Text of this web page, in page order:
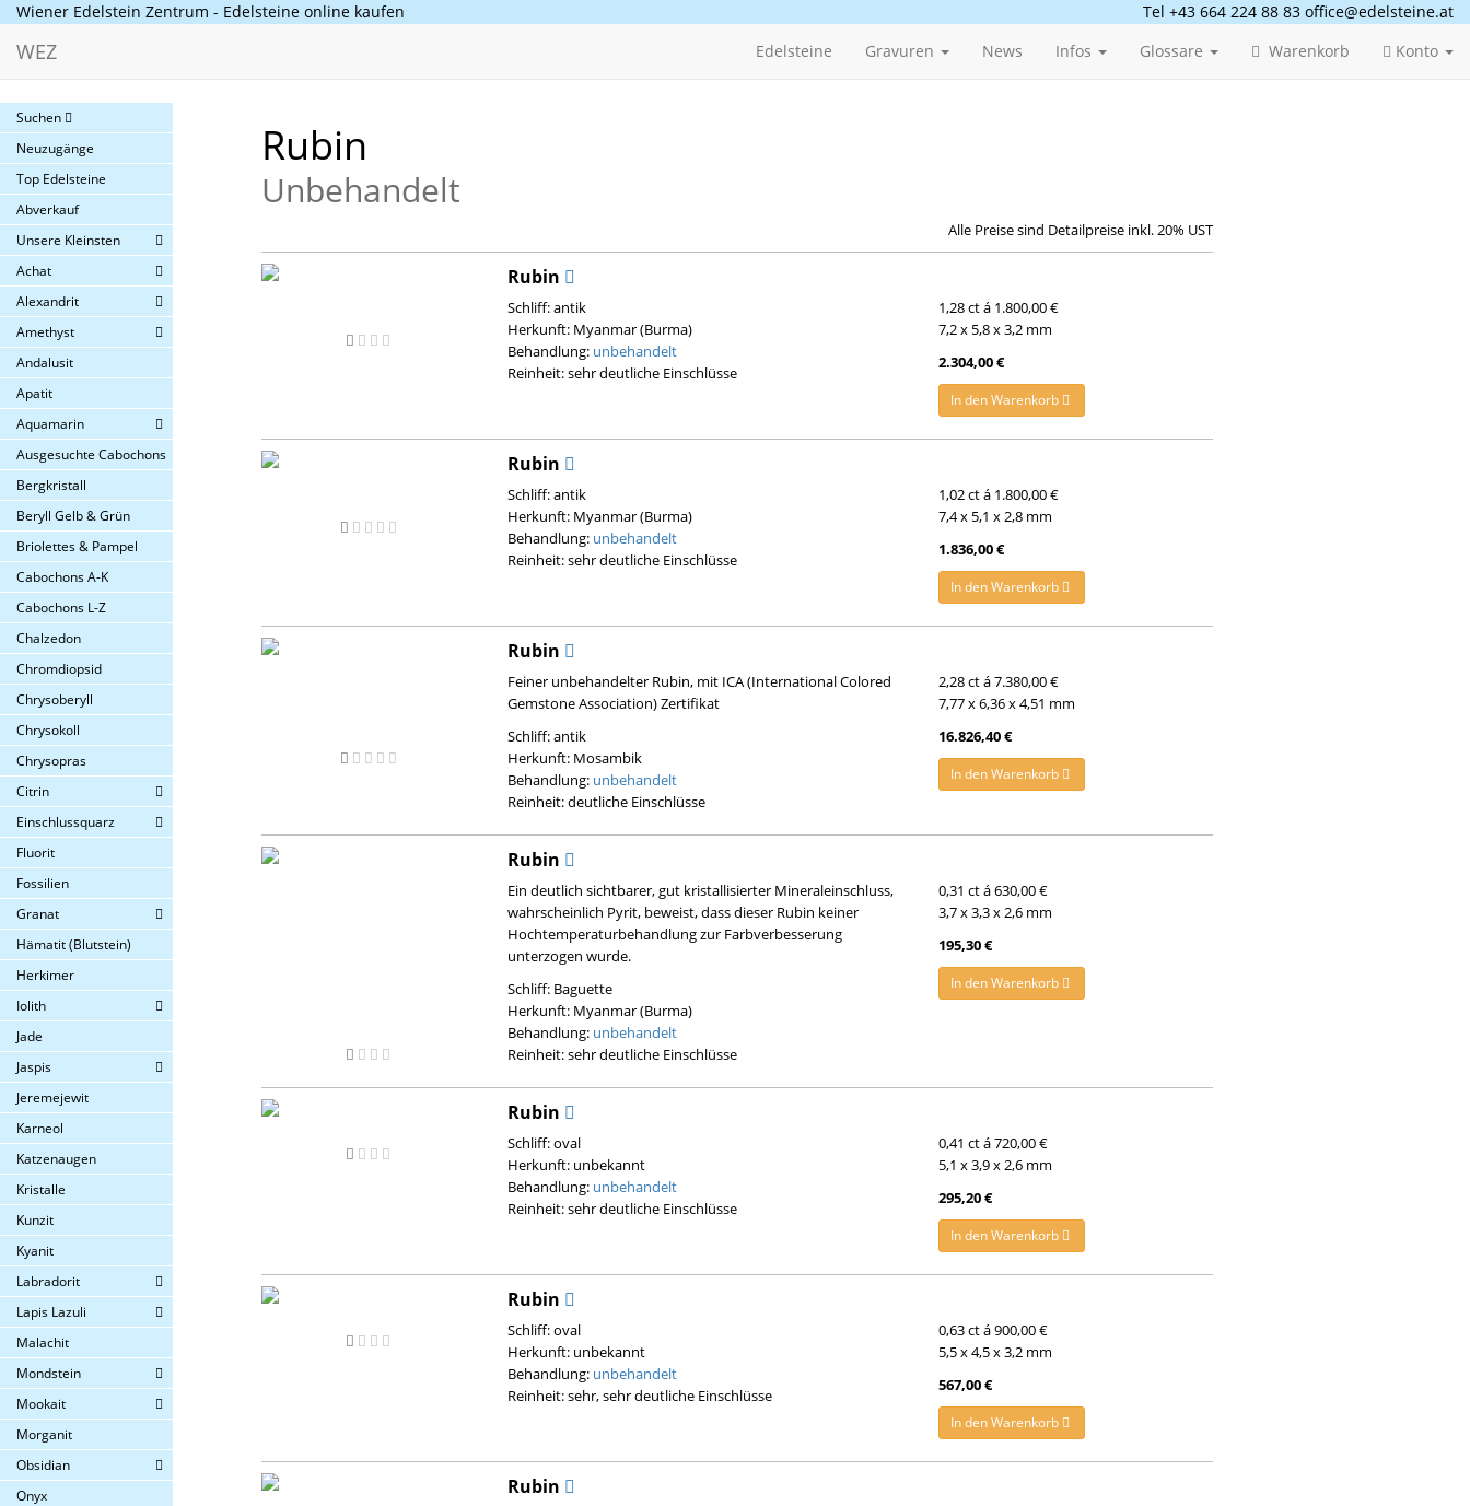
Wiener Edelstein Zentrum - Edelsteine online kaufen Tel +43 664 224 88 83 office@edelsteine.at
WEZ Edelsteine Gravuren News Infos Glossare Warenkorb Konto
Suchen
Neuzugänge
Top Edelsteine
Abverkauf
Unsere Kleinsten
Achat
Alexandrit
Amethyst
Andalusit
Apatit
Aquamarin
Ausgesuchte Cabochons
Bergkristall
Beryll Gelb & Grün
Briolettes & Pampel
Cabochons A-K
Cabochons L-Z
Chalzedon
Chromdiopsid
Chrysoberyll
Chrysokoll
Chrysopras
Citrin
Einschlussquarz
Fluorit
Fossilien
Granat
Hämatit (Blutstein)
Herkimer
Iolith
Jade
Jaspis
Jeremejewit
Karneol
Katzenaugen
Kristalle
Kunzit
Kyanit
Labradorit
Lapis Lazuli
Malachit
Mondstein
Mookait
Morganit
Obsidian
Onyx
Rubin
Unbehandelt
Alle Preise sind Detailpreise inkl. 20% UST
Rubin
Schliff: antik
Herkunft: Myanmar (Burma)
Behandlung: unbehandelt
Reinheit: sehr deutliche Einschlüsse
1,28 ct á 1.800,00 €
7,2 x 5,8 x 3,2 mm
2.304,00 €
In den Warenkorb
Rubin
Schliff: antik
Herkunft: Myanmar (Burma)
Behandlung: unbehandelt
Reinheit: sehr deutliche Einschlüsse
1,02 ct á 1.800,00 €
7,4 x 5,1 x 2,8 mm
1.836,00 €
In den Warenkorb
Rubin
Feiner unbehandelter Rubin, mit ICA (International Colored
Gemstone Association) Zertifikat
Schliff: antik
Herkunft: Mosambik
Behandlung: unbehandelt
Reinheit: deutliche Einschlüsse
2,28 ct á 7.380,00 €
7,77 x 6,36 x 4,51 mm
16.826,40 €
In den Warenkorb
Rubin
Ein deutlich sichtbarer, gut kristallisierter Mineraleinschluss,
wahrscheinlich Pyrit, beweist, dass dieser Rubin keiner
Hochtemperaturbehandlung zur Farbverbesserung
unterzogen wurde.
Schliff: Baguette
Herkunft: Myanmar (Burma)
Behandlung: unbehandelt
Reinheit: sehr deutliche Einschlüsse
0,31 ct á 630,00 €
3,7 x 3,3 x 2,6 mm
195,30 €
In den Warenkorb
Rubin
Schliff: oval
Herkunft: unbekannt
Behandlung: unbehandelt
Reinheit: sehr deutliche Einschlüsse
0,41 ct á 720,00 €
5,1 x 3,9 x 2,6 mm
295,20 €
In den Warenkorb
Rubin
Schliff: oval
Herkunft: unbekannt
Behandlung: unbehandelt
Reinheit: sehr, sehr deutliche Einschlüsse
0,63 ct á 900,00 €
5,5 x 4,5 x 3,2 mm
567,00 €
In den Warenkorb
Rubin